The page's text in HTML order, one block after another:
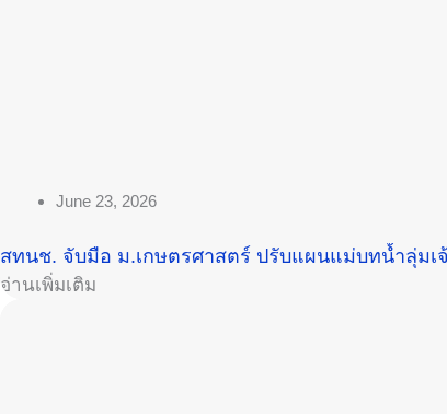
June 23, 2026
สทนช. จับมือ ม.เกษตรศาสตร์ ปรับแผนแม่บทน้ำลุ่มเ
อ่านเพิ่มเติม